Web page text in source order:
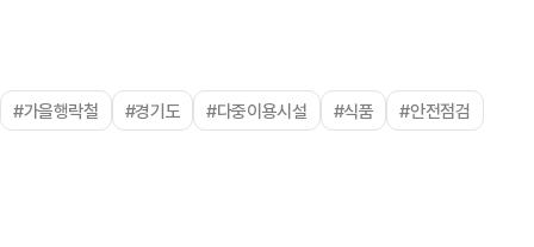
#가을행락철 #경기도 #다중이용시설 #식품 #안전점검